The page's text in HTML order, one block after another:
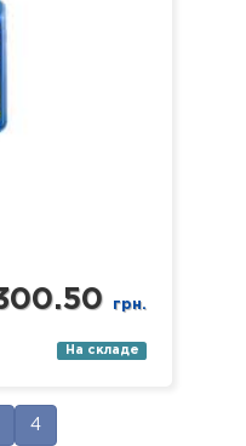
(в т.ч.
вращающиеся
грн.
На складе
4